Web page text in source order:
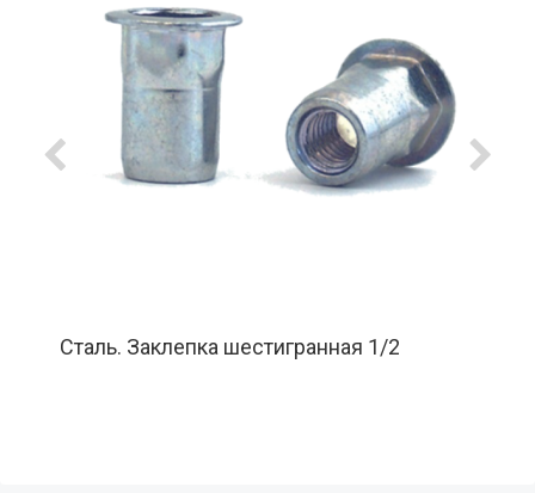
Сталь. Заклепка шестигранная 1/2